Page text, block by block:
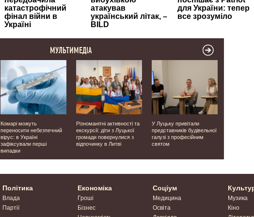
МУЛЬТИМЕДІА
Комарі можуть
переносити небезпечний
вірус: в Україні
зафіксували перші
випадки
Різноманітні активності та
екскурсії: діти з Луцької
громади повернулися з
відпочинку в Литві
У Луцьку привітали
представників будівельної
галузі з професійним
святом
Політика
Влада
Партії
Економіка
Гроші
Бізнес
Соціум
Медицина
Освіта
Музика
Кіно